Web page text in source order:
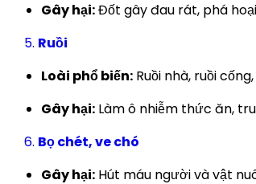
Gây hại:Đốt gây đau rát, phá
5. Ruồi
Loài phổ biến:Ruồi nhà, ruồi
Gây hại:Làm ô nhiễm thức ăn,
6. Bọ chét, ve chó
Gây hại:Hút máu người và vật